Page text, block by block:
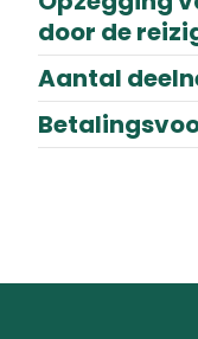
door de
Aantal